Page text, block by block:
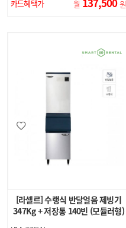
카드혜택가
월 원
[라셀르] 수랭식 반달얼음 제빙기
347Kg + 저장통 140빈 (모듈러형)